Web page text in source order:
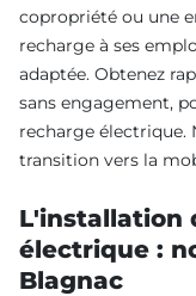
copropriété ou une
recharge à ses
adaptée. Obtenez
sans engagement,
recharge
transition vers la
L'installation
électrique :
Blagnac